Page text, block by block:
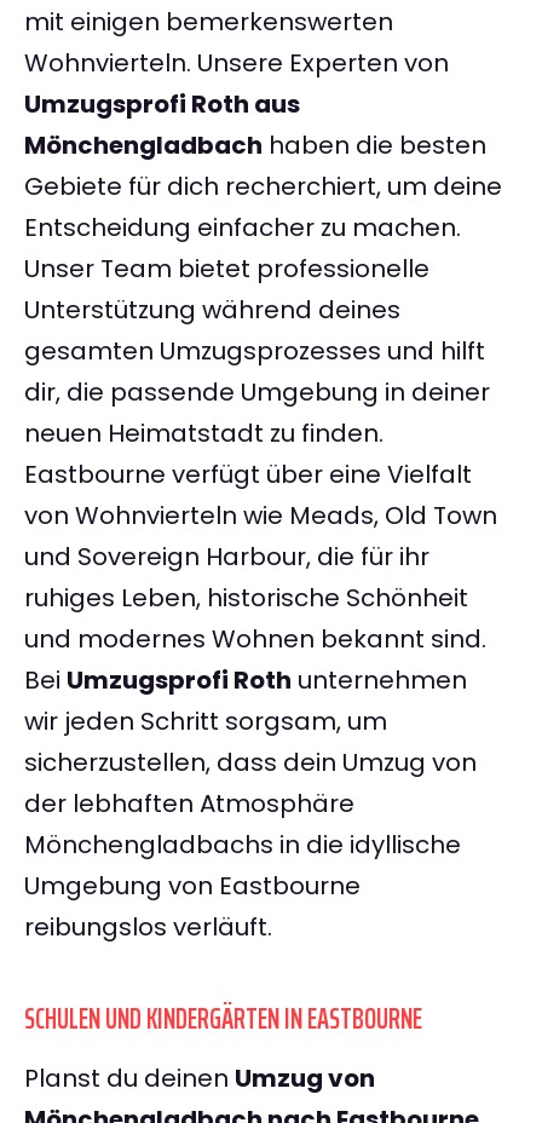
mit einigen bemerkenswerten
Wohnvierteln. Unsere Experten von
Umzugsprofi Roth aus
Mönchengladbach haben die besten
Gebiete für dich recherchiert, um deine
Entscheidung einfacher zu machen.
Unser Team bietet professionelle
Unterstützung während deines
gesamten Umzugsprozesses und hilft
dir, die passende Umgebung in deiner
neuen Heimatstadt zu finden.
Eastbourne verfügt über eine Vielfalt
von Wohnvierteln wie Meads, Old Town
und Sovereign Harbour, die für ihr
ruhiges Leben, historische Schönheit
und modernes Wohnen bekannt sind.
Bei Umzugsprofi Roth unternehmen
wir jeden Schritt sorgsam, um
sicherzustellen, dass dein Umzug von
der lebhaften Atmosphäre
Mönchengladbachs in die idyllische
Umgebung von Eastbourne
reibungslos verläuft.
SCHULEN UND KINDERGÄRTEN IN EASTBOURNE
Planst du deinen Umzug von